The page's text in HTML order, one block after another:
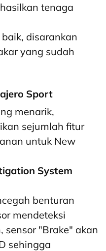
tenaga
disarankan
yang sudah
Sport
menarik,
sejumlah fitur
untuk New
System
benturan
mendeteksi
sensor "Brake" akan
sehingga